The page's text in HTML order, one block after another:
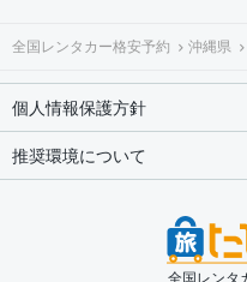
全国レンタカー格安予約 沖縄県
個人情報保護方針
推奨環境について
全国レンタ